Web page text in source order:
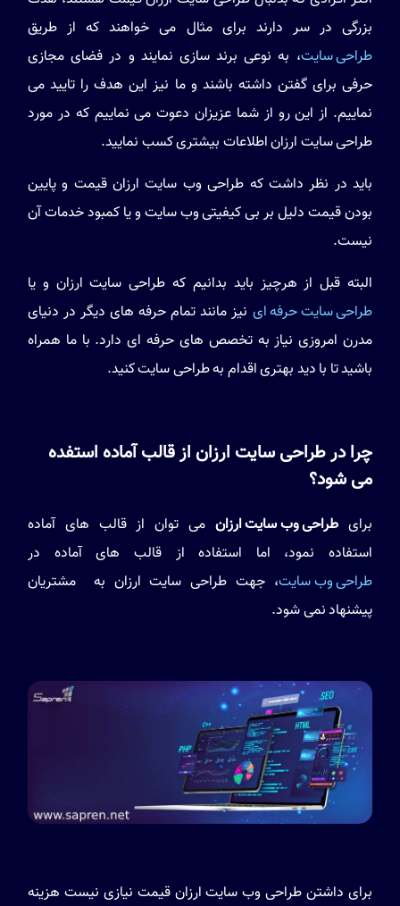
بزرگی در سر دارند برای مثال می خواهند که از طریق
طراحی سایت، به نوعی برند سازی نمایند و در فضای مجازی
حرفی برای گفتن داشته باشند و ما نیز این هدف را تایید می
نماییم. از این رو از شما عزیزان دعوت می نماییم که در مورد
طراحی سایت ارزاناطلاعات بیشتری کسب نمایید.
باید در نظر داشت که طراحی وب سایت ارزان قیمت و پایین
بودن قیمت دلیل بر بی کیفیتی وب سایت و یا کمبود خدمات آن
نیست.
البته قبل از هرچیز باید بدانیم که طراحی سایت ارزان و یا
طراحی سایت حرفه ای نیز مانند تمام حرفه های دیگر در دنیای
مدرن امروزی نیاز به تخصص های حرفه ای دارد. با ما همراه
باشید تا با دید بهتری اقدام به طراحی سایت کنید.
چرا در طراحی سایت ارزان از قالب آماده استفده
می شود؟
برای طراحی وب سایت ارزان می توان از قالب های آماده
استفاده نمود، اما استفاده از قالب های آماده در
طراحی وب سایت، جهت طراحی سایت ارزان به مشتریان
پیشنهاد نمی شود.
برای داشتن طراحی وب سایت ارزان قیمت نیازی نیست هزینه